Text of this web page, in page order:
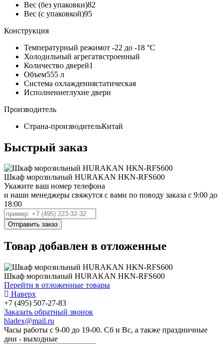
Вес (без упаковки)82
Вес (с упаковкой)95
Конструкция
Температурный режимот -22 до -18 °C
Холодильный агрегатвстроенный
Количество дверей1
Объем555 л
Система охлаждениястатическая
Исполнениеглухие двери
Производитель
Страна-производительКитай
Быстрый заказ
Шкаф морозильный HURAKAN HKN-RFS600
Укажите ваш номер телефона
и наши менеджеры свяжутся с вами по поводу заказа с 9:00 до
18:00
Товар добавлен в отложенные
Шкаф морозильный HURAKAN HKN-RFS600
Перейти в отложенные товары
Наверх
+7 (495) 507-27-83
Заказать обратный звонок
hladex@mail.ru
Часы работы с 9-00 до 19-00. Сб и Вс, а также праздничные
дни - выходные